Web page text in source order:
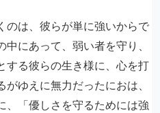
のは、彼らが単に強いからで
にあって、弱い者を守り、
する彼らの生き様に、心を打
ゆえに無力だったにおは、
、「優しさを守るためには強